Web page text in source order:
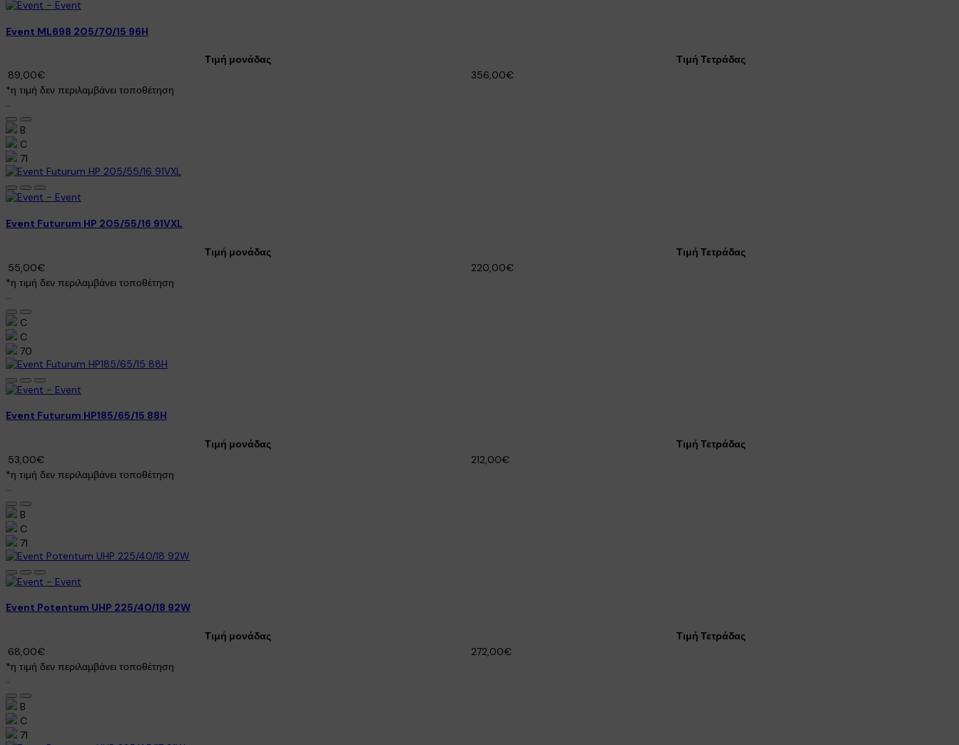
Event ML698 205/70/15 96H
Τιμή μονάδας
Τιμή Τετράδας
89,00€
356,00€
*η τιμή δεν περιλαμβάνει τοποθέτηση
..
B
C
71
Event Futurum HP 205/55/16 91VXL
Τιμή μονάδας
Τιμή Τετράδας
55,00€
220,00€
*η τιμή δεν περιλαμβάνει τοποθέτηση
C
C
70
Event Futurum HP185/65/15 88H
Τιμή μονάδας
Τιμή Τετράδας
53,00€
212,00€
*η τιμή δεν περιλαμβάνει τοποθέτηση
...
B
C
71
Event Potentum UHP 225/40/18 92W
Τιμή μονάδας
Τιμή Τετράδας
68,00€
272,00€
*η τιμή δεν περιλαμβάνει τοποθέτηση
..
B
C
71